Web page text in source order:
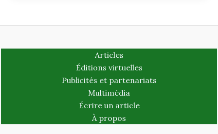
Articles
Éditions virtuelles
Publicités et partenariats
Multimédia
Écrire un article
À propos